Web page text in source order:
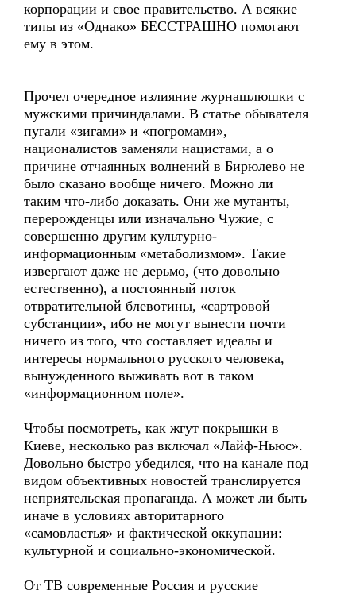
корпорации и свое правительство. А всякие
типы из «Однако» БЕССТРАШНО помогают
ему в этом.
Прочел очередное излияние журнашлюшки с
мужскими причиндалами. В статье обывателя
пугали «зигами» и «погромами»,
националистов заменяли нацистами, а о
причине отчаянных волнений в Бирюлево не
было сказано вообще ничего. Можно ли
таким что-либо доказать. Они же мутанты,
перерожденцы или изначально Чужие, с
совершенно другим культурно-
информационным «метаболизмом». Такие
извергают даже не дерьмо, (что довольно
естественно), а постоянный поток
отвратительной блевотины, «сартровой
субстанции», ибо не могут вынести почти
ничего из того, что составляет идеалы и
интересы нормального русского человека,
вынужденного выживать вот в таком
«информационном поле».
Чтобы посмотреть, как жгут покрышки в
Киеве, несколько раз включал «Лайф-Ньюс».
Довольно быстро убедился, что на канале под
видом объективных новостей транслируется
неприятельская пропаганда. А может ли быть
иначе в условиях авторитарного
«самовластья» и фактической оккупации:
культурной и социально-экономической.
От ТВ современные Россия и русские